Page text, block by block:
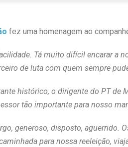
fez uma homenagem ao
Tá muito difícil encarar a
de luta com quem sempre
histórico, o dirigente do PT de
tão importante para nosso
generoso, disposto, aguerrido.
para nossa reeleição,